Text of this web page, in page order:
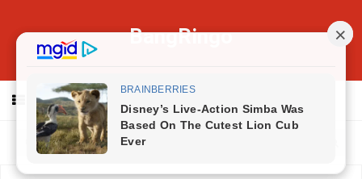
BangRingo
MENU